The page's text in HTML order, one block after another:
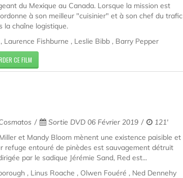
du Mexique au Canada. Lorsque la mission est
à son meilleur "cuisinier" et à son chef du trafic
la chaîne logistique.
Fishburne , Leslie Bibb , Barry Pepper
CE FILM
Sortie DVD 06 Février 2019
121'
et Mandy Bloom mènent une existence paisible et
refuge entouré de pinèdes est sauvagement détruit
par le sadique Jérémie Sand, Red est...
, Linus Roache , Olwen Fouéré , Ned Dennehy